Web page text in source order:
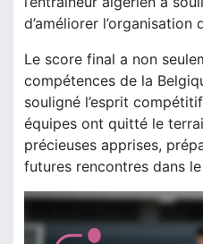
d’améliorer l’organisation
Le score final a non
compétences de la
souligné l’esprit
équipes ont quitté le
précieuses apprises,
futures rencontres dans